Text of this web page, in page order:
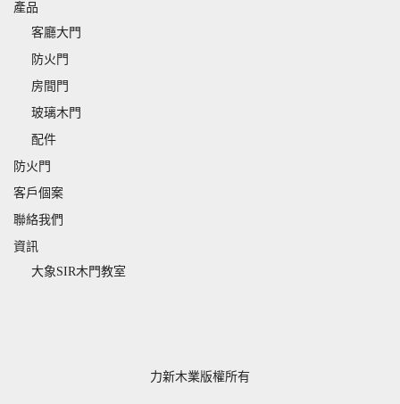
產品
客廳大門
防火門
房間門
玻璃木門
配件
防火門
客戶個案
聯絡我們
資訊
大象SIR木門教室
力新木業版權所有